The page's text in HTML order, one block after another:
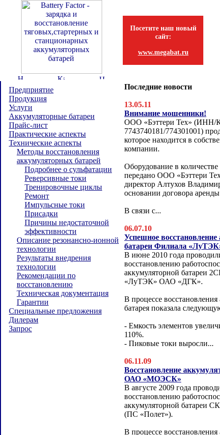
Посетите наш новый
сайт:
www.megabat.ru
Предприятие
Продукция
Услуги
Аккумуляторные батареи
Прайс-лист
Практические аспекты
Технические аспекты
Методы восстановления
аккумуляторных батарей
Подробнее о сульфатации
Реверсивные токи
Тренировочные циклы
Ремонт
Импульсные токи
Присадки
Причины недостаточной
эффективности
Описание резонансно-ионной
технологии
Результаты внедрения
технологии
Рекомендации по
восстановлению
Техническая документация
Гарантии
Специальные предложения
Дилерам
Запрос
Последние новости
13.05.11
Внимание мошенники!
ООО «Бэттери Тех»
7743740181/774301001)
которое находится в
компании.
Оборудование в
передано ООО «Бэттери
директор Алтухов
основании договора
В связи с...
06.07.10
Успешное
батареи Филиала
В июне 2010 года
восстановлению
аккумуляторной батареи
«ЛуТЭК» ОАО «ДГК».
В процессе восстановления
батарея показала
- Емкость элементов
110%.
- Пиковые токи выросли...
06.11.09
Восстановление
ОАО «МОЭСК»
В августе 2009 года
восстановлению
аккумуляторной
(ПС «Полет»).
В процессе восстановления